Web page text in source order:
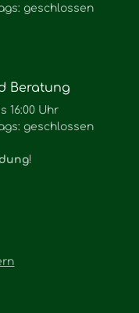
geschlossen
Beratung
16:00 Uhr
geschlossen
!